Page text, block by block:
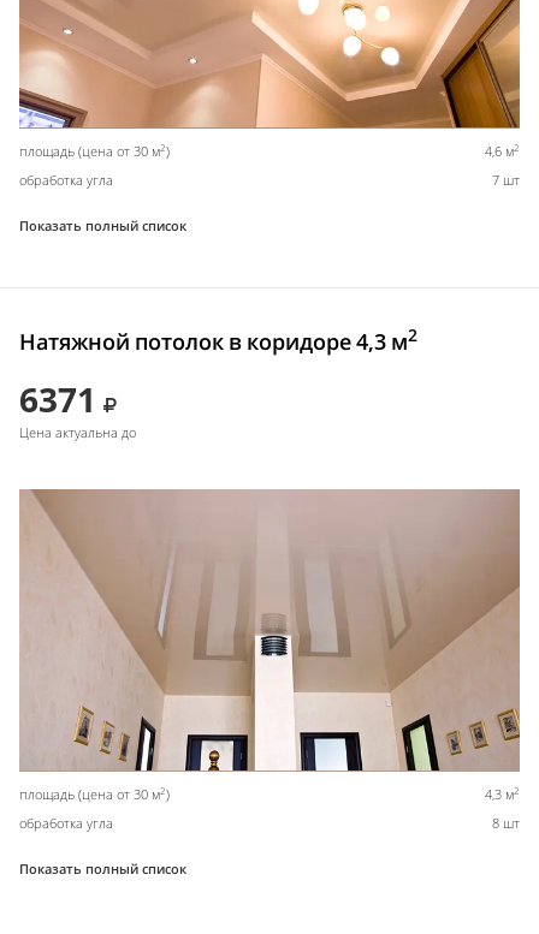
площадь (цена от 30 м2) 4,6 м2
обработка угла 7 шт
Показать полный список
Натяжной потолок в коридоре 4,3 м2
6371
Цена актуальна до
площадь (цена от 30 м2) 4,3 м2
обработка угла 8 шт
Показать полный список